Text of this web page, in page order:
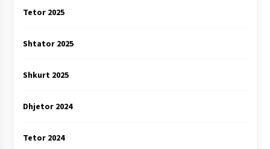
Tetor 2025
Shtator 2025
Shkurt 2025
Dhjetor 2024
Tetor 2024